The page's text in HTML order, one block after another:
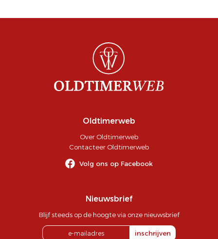
Oldtimerweb
Over Oldtimerweb
Contacteer Oldtimerweb
Volg ons op Facebook
Nieuwsbrief
Blijf steeds op de hoogte via onze nieuwsbrief
inschrijven